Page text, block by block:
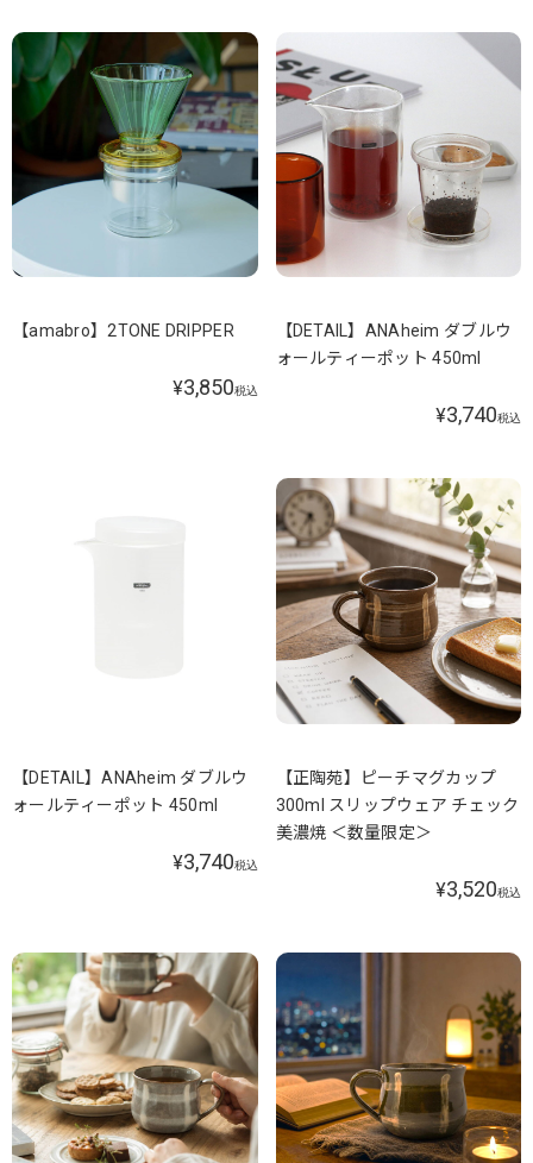
【amabro】2TONE DRIPPER
¥3,850税込
【DETAIL】ANAheim ダブルウ
ォールティーポット 450ml
¥3,740税込
【DETAIL】ANAheim ダブルウ
ォールティーポット 450ml
¥3,740税込
【正陶苑】ピーチマグカップ
300ml スリップウェア チェック
美濃焼 ＜数量限定＞
¥3,520税込